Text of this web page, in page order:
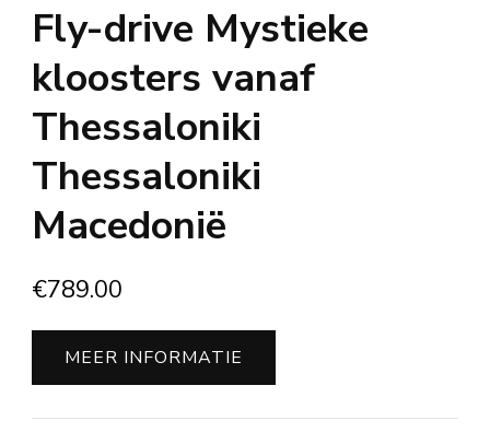
Fly-drive Mystieke
kloosters vanaf
Thessaloniki
Thessaloniki
Macedonië
€789.00
MEER INFORMATIE